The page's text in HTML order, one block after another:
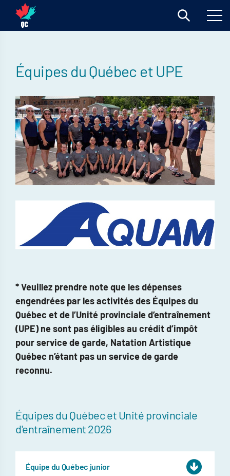
Équipes du Québec et UPE
* Veuillez prendre note que les dépenses
engendrées par les activités des Équipes du
Québec et de l’Unité provinciale d’entraînement
(UPE) ne sont pas éligibles au crédit d’impôt
pour service de garde, Natation Artistique
Québec n’étant pas un service de garde
reconnu.
Équipes du Québec et Unité provinciale
d'entraînement 2026
Équipe du Québec junior